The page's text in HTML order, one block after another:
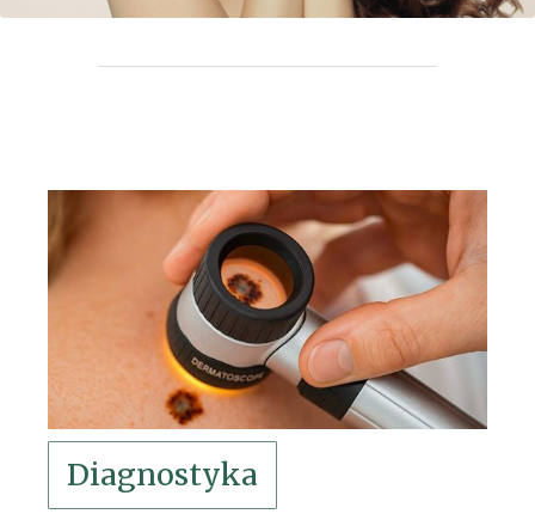
Diagnostyka